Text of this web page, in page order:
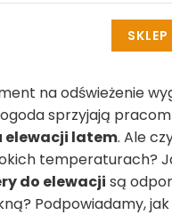
na odświeżenie
sprzyjają
elewacji latem. Ale
temperaturach?
do elewacji są
Podpowiadamy,